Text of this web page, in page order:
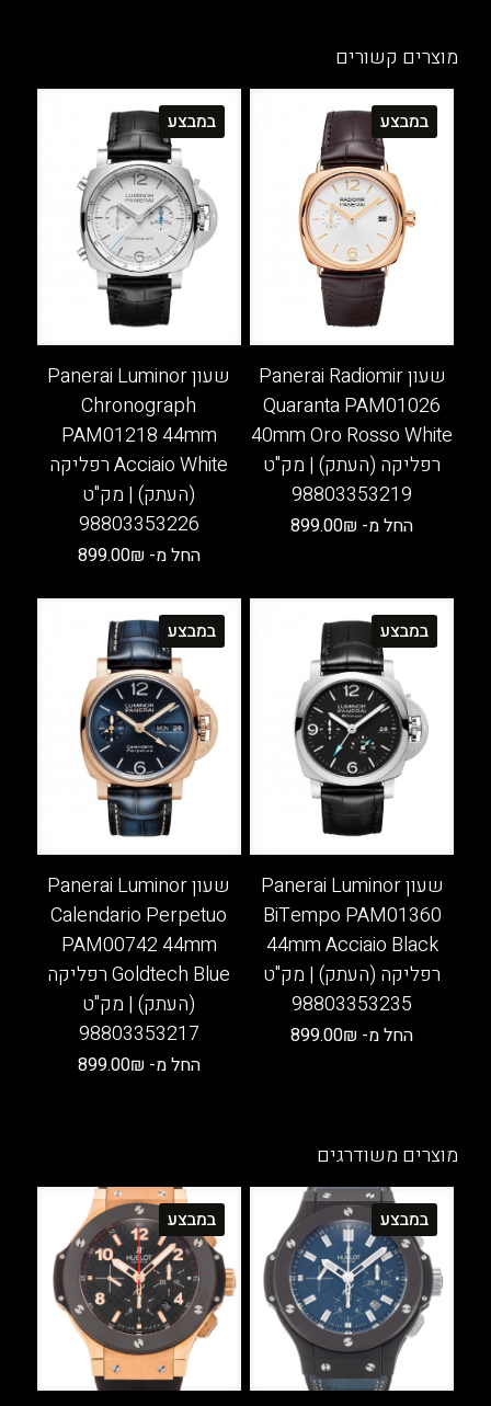
מוצרים קשורים
במבצע
שעון Panerai Radiomir
Quaranta PAM01026
40mm Oro Rosso White
רפליקה (העתק) | מק"ט
98803353219
החל מ- 899.00₪
מספר
סוגים.
ניתן
לבחור
את
האפשרויות
בעמוד
המוצר
במבצע
שעון Panerai Luminor
Chronograph
PAM01218 44mm
Acciaio White רפליקה
(העתק) | מק"ט
98803353226
החל מ- 899.00₪
זה
יש
מספר
סוגים.
ניתן
לבחור
את
האפשרויות
בעמוד
המוצר
במבצע
שעון Panerai Luminor
BiTempo PAM01360
44mm Acciaio Black
רפליקה (העתק) | מק"ט
98803353235
החל מ- 899.00₪
מספר
ניתן
לבחור
את
האפשרויות
בעמוד
המוצר
במבצע
שעון Panerai Luminor
Calendario Perpetuo
PAM00742 44mm
Goldtech Blue רפליקה
(העתק) | מק"ט
98803353217
החל מ- 899.00₪
סוגים.
ניתן
לבחור
את
האפשרויות
בעמוד
המוצר
מוצרים משודרגים
במבצע במבצע